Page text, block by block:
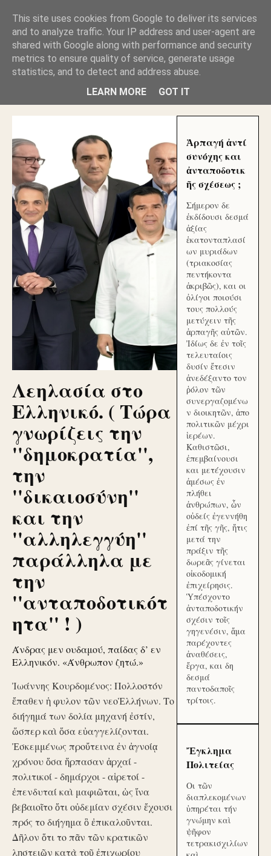
ΑΥΤΟΧΘΟΝΕΣ ΜΟΥ ΕΚΛΕΙΣΑΝ ΤΑ ΣΟΣΙΑΛ ΚΑΙ
ΦΙΜΩΣΑΝ ΤΟ SITE. ΟΙ ΧΙΛΙΑΔΕΣ ΜΙΚΡΟΕΠΕΝΔΥΤΕΣ
ΕΠΕΝΔΥΣΑΤΕ ΓΙΑ ΛΕΗΛΑΣΙΑ ΚΑΙ ΕΓΚΛΗΜΑ ?
ΓΛΥΦΑΔΑ WEB |ΟΙ ΜΕΓΑΛΟΙ ΚΛΕΠΤΑΙ ΑΠΟ ΤΟ
ΜΙΚΡΟΝ ΑΠΑΓΟΥΣΙ
Λεηλασία στο
Ελληνικό. ( Τώρα
γνωρίζεις την
''δημοκρατία'',
την
''δικαιοσύνη''
και την
''αλληλεγγύη''
παράλληλα με
την
''ανταποδοτικότ
ητα'' ! )
Άνδρας μεν ουδαμού, παίδας δ’ εν
Ελληνικόν. «Άνθρωπον ζητώ.»
Ἰωάννης Κουρδομένος: Πολλοστόν
ἔπαθεν ἡ φυλον τῶν νεοἙλλήνων. Το
διήγημά των δολία μηχανή ἐστίν,
ὥσπερ καὶ ὅσα εὐαγγελίζονται.
Ἐσκεμμένως προὔτεινα ἐν ἀγνοίᾳ
χρόνου ὅσα ἥρπασαν ἀρχαί -
πολιτικοί - δημάρχοι - αἱρετοί -
ἐπενδυταί καὶ μαφιῶται, ὡς ἵνα
βεβαιοῖτο ὅτι οὐδεμίαν σχέσιν ἔχουσι
πρός το διήγημα ὃ ἐπικαλοῦνται.
Δῆλον ὅτι το πᾶν τῶν κρατικῶν
λῃστειῶν κατὰ τοῦ ἐπιχωρίου
Ἁρπαγή ἀντί
συνόχης και
ἀνταποδοτικ
ῆς σχέσεως ;
Σήμερον δε
ἐκδίδουσι δεσμά
ἀξίας
ἑκατονταπλασί
ων μυριάδων
(τριακοσίας
πεντήκοντα
ἀκριβῶς), και οι
ὀλίγοι ποιούσι
τους πολλούς
μετύχειν τῆς
ἁρπαγῆς αὐτῶν.
Ἰδίως δε ἐν τοῖς
τελευταίοις
δυσίν ἔτεσιν
ἀνεδέξαντο τον
ῥόλον τῶν
συνεργαζομένω
ν διοικητῶν, ἀπο
πολιτικῶν μέχρι
ἱερέων.
Καθιστῶσι,
ἐπεμβαίνουσι
και μετέχουσιν
ἀμέσως ἐν
πλήθει
ἀνθρώπων, ὧν
οὐδείς ἐγεννήθη
ἐπί τῆς γῆς, ἥτις
μετά την
πράξιν τῆς
δωρεᾶς γίνεται
οἰκοδομική
ἐπιχείρησις.
Ὑπέσχοντο
ἀνταποδοτικήν
σχέσιν τοῖς
γηγενέσιν, ἅμα
παρέχοντες
ἀναθέσεις,
ἔργα, και δη
δεσμά
παντοδαποῖς
τρίτοις.
Ἔγκλημα
Πολιτείας
Οι τῶν
διαπλεκομένων
ὑπηρέται τήν
γνώμην καὶ
ψῆφον
τετρακισχιλίων
This site uses cookies from Google to deliver its services
and to analyze traffic. Your IP address and user-agent are
shared with Google along with performance and security
metrics to ensure quality of service, generate usage
statistics, and to detect and address abuse.
LEARN MORE
GOT IT